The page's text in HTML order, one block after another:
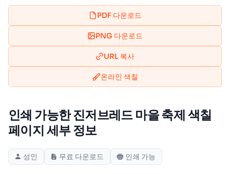
PDF 다운로드
PNG 다운로드
URL 복사
온라인 색칠
인쇄 가능한 진저브레드 마을 축제 색칠
페이지 세부 정보
성인 무료 다운로드 인쇄 가능